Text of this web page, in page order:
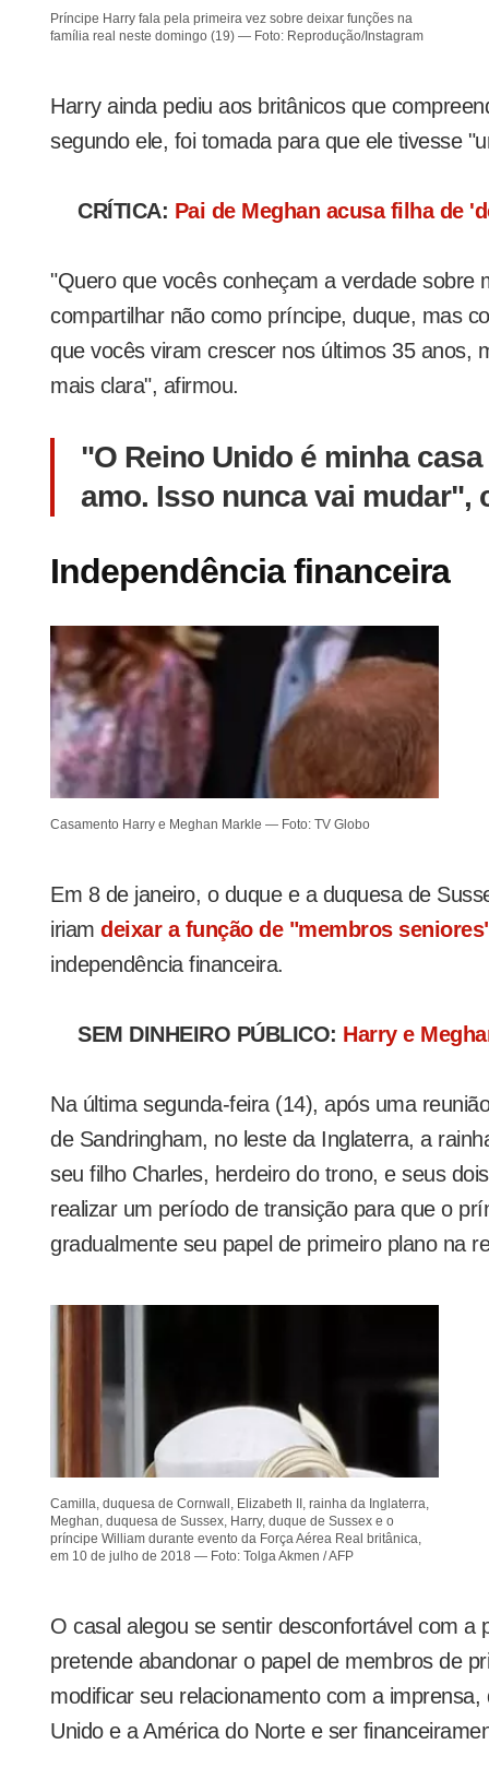
Príncipe Harry fala pela primeira vez sobre deixar funções na
família real neste domingo (19) — Foto: Reprodução/Instagram
Harry ainda pediu aos britânicos que
segundo ele, foi tomada para que ele tivesse
CRÍTICA: Pai de Meghan acusa filha de
"Quero que vocês conheçam a verdade sobre
compartilhar não como príncipe, duque, mas
que vocês viram crescer nos últimos 35 anos,
mais clara", afirmou.
"O Reino Unido é minha
amo. Isso nunca vai mudar",
Independência financeira
Casamento Harry e Meghan Markle — Foto: TV Globo
Em 8 de janeiro, o duque e a duquesa de
iriam deixar a função de "membros
independência financeira.
SEM DINHEIRO PÚBLICO: Harry e
Na última segunda-feira (14), após uma
de Sandringham, no leste da Inglaterra, a
seu filho Charles, herdeiro do trono, e seus
realizar um período de transição para que o
gradualmente seu papel de primeiro plano na
Camilla, duquesa de Cornwall, Elizabeth II, rainha da Inglaterra,
Meghan, duquesa de Sussex, Harry, duque de Sussex e o
príncipe William durante evento da Força Aérea Real britânica,
em 10 de julho de 2018 — Foto: Tolga Akmen / AFP
O casal alegou se sentir desconfortável com a
pretende abandonar o papel de membros de
modificar seu relacionamento com a
Unido e a América do Norte e ser